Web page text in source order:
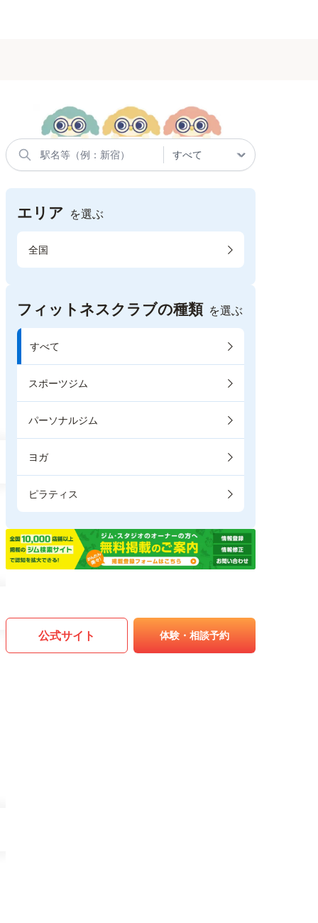
エリア を選ぶ
全国
フィットネスクラブの種類 を選ぶ
すべて
スポーツジム
パーソナルジム
ヨガ
ピラティス
公式サイト 体験・相談予約